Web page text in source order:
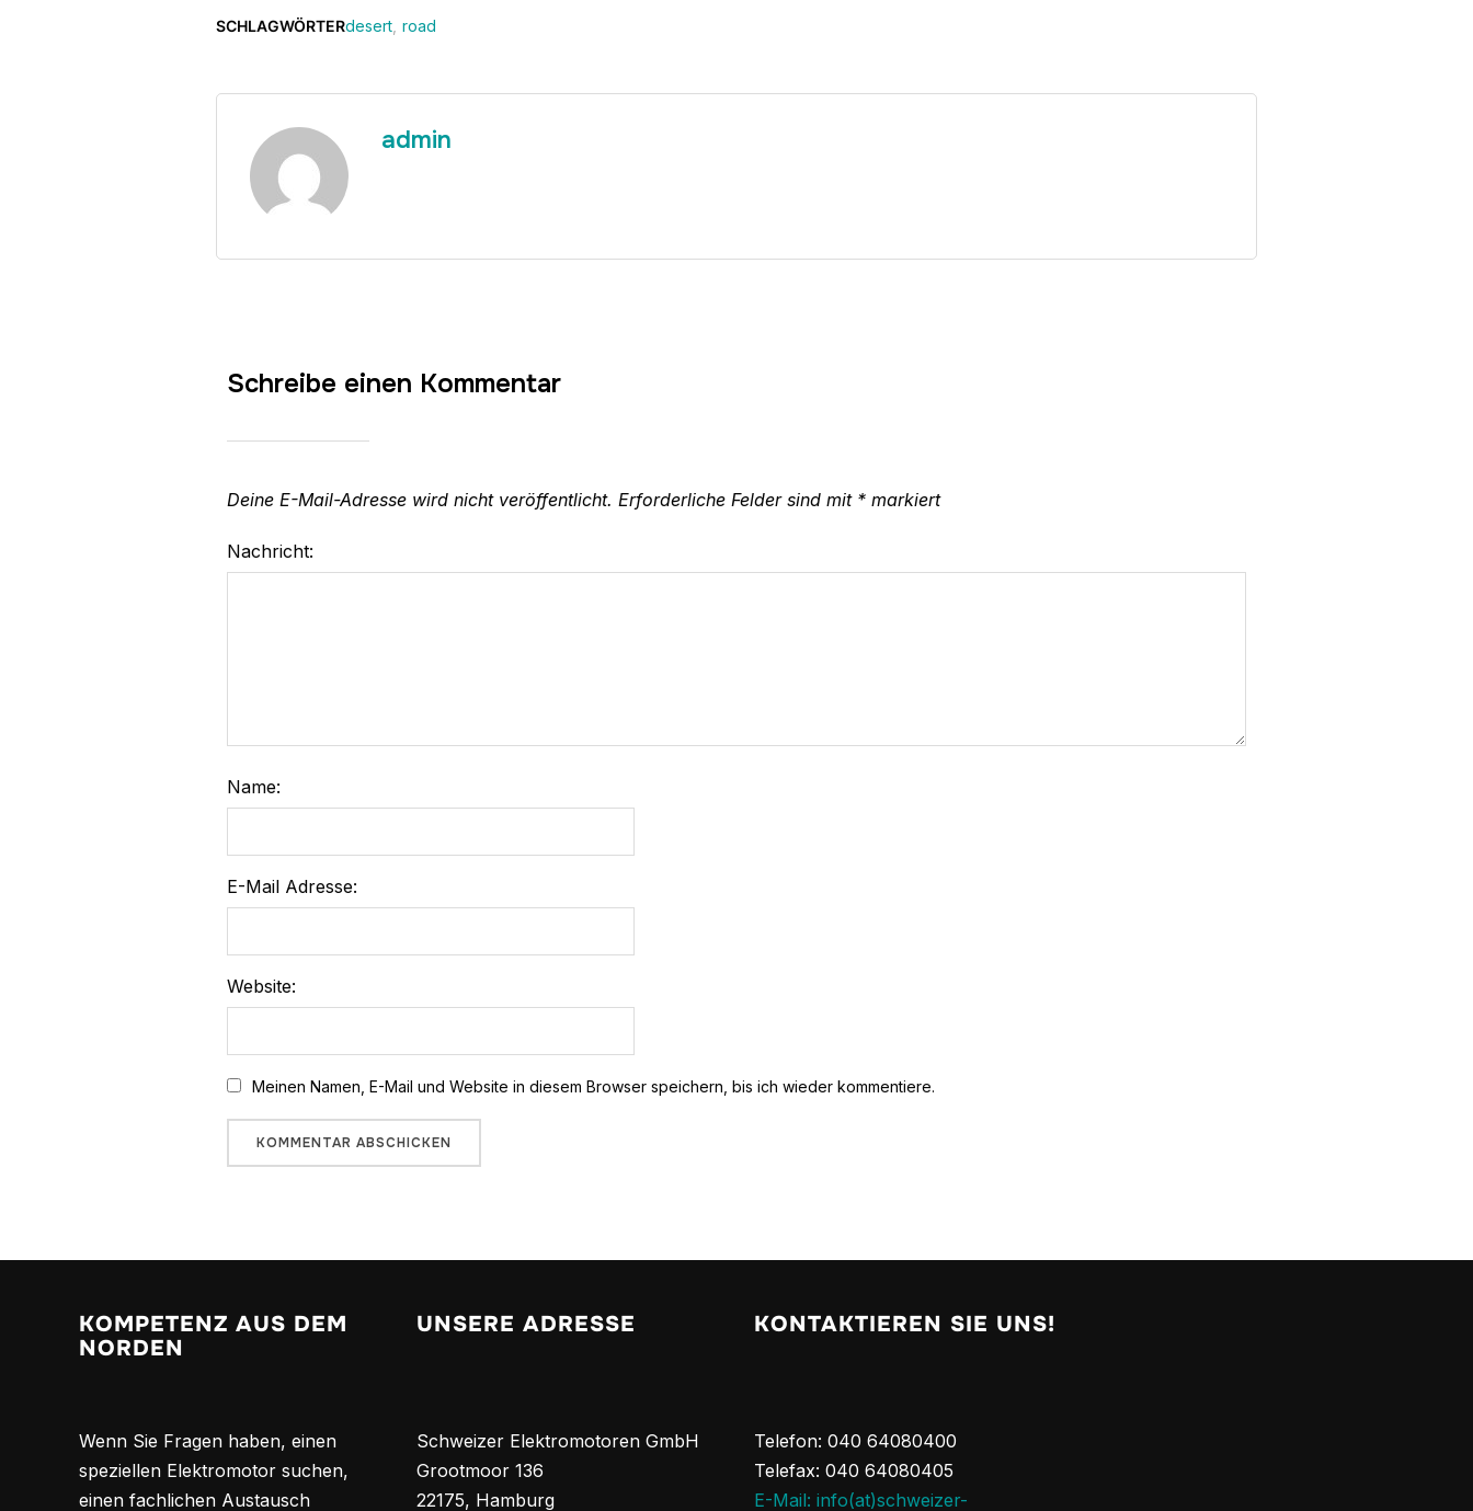
SCHLAGWÖRTERdesert road
admin
Schreibe einen Kommentar
Deine E-Mail-Adresse wird nicht veröffentlicht. Erforderliche Felder sind mit * markiert
Nachricht:
Name:
E-Mail Adresse:
Website:
Meinen Namen, E-Mail und Website in diesem Browser speichern, bis ich wieder kommentiere.
KOMPETENZ AUS DEM
NORDEN
Wenn Sie Fragen haben, einen
speziellen Elektromotor suchen,
einen fachlichen Austausch
UNSERE ADRESSE
Schweizer Elektromotoren GmbH
Grootmoor 136
22175, Hamburg
KONTAKTIEREN SIE UNS!
Telefon: 040 64080400
Telefax: 040 64080405
E-Mail: info(at)schweizer-